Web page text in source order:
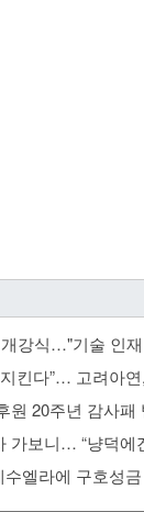
강식…"기술 인
킨다”… 고려아
원 20주년 감사패
가보니… “냥덕에
수엘라에 구호성